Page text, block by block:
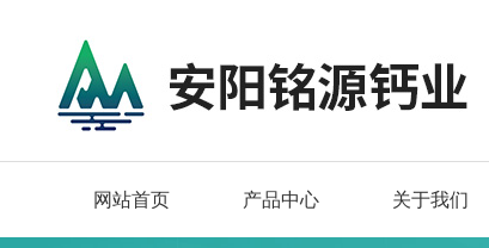
网站首页 产品中心 关于我们